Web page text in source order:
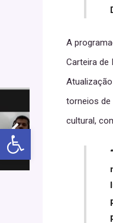
Abrir a barra de ferramentas
A
Carteira de
torneios de
cultural,